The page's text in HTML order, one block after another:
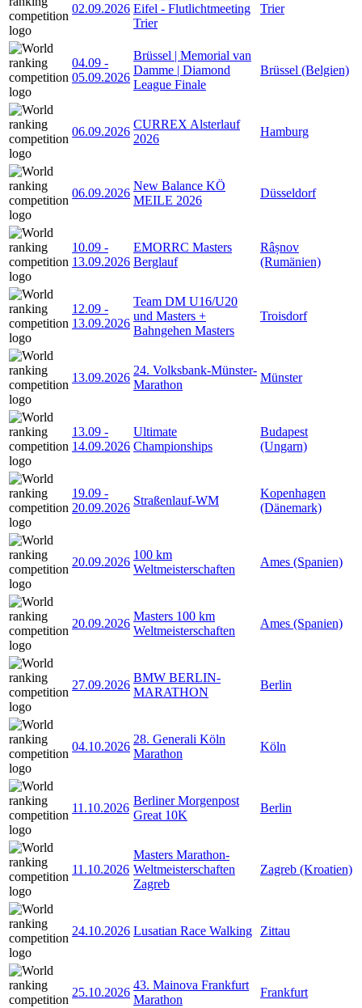
02.09.2026 Eifel - Flutlichtmeeting
Trier
Trier
04.09 -
05.09.2026
Brüssel | Memorial van
Damme | Diamond
League Finale
Brüssel (Belgien)
06.09.2026
CURREX Alsterlauf
2026
Hamburg
06.09.2026
New Balance KÖ
MEILE 2026
Düsseldorf
10.09 -
13.09.2026
EMORRC Masters
Berglauf
Râșnov
(Rumänien)
12.09 -
13.09.2026
Team DM U16/U20
und Masters +
Bahngehen Masters
Troisdorf
13.09.2026
24. Volksbank-Münster-
Marathon
Münster
13.09 -
14.09.2026
Ultimate
Championships
Budapest
(Ungarn)
19.09 -
20.09.2026
Straßenlauf-WM
Kopenhagen
(Dänemark)
20.09.2026
100 km
Weltmeisterschaften
Ames (Spanien)
20.09.2026
Masters 100 km
Weltmeisterschaften
Ames (Spanien)
27.09.2026
BMW BERLIN-
MARATHON
Berlin
04.10.2026
28. Generali Köln
Marathon
Köln
11.10.2026
Berliner Morgenpost
Great 10K
Berlin
11.10.2026
Masters Marathon-
Weltmeisterschaften
Zagreb
Zagreb (Kroatien)
24.10.2026 Lusatian Race Walking Zittau
25.10.2026
43. Mainova Frankfurt
Marathon
Frankfurt